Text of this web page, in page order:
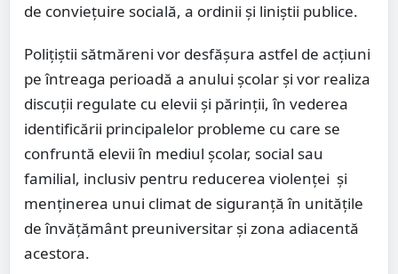
de conviețuire socială, a ordinii și liniștii publice.
Polițiștii sătmăreni vor desfășura astfel de acțiuni
pe întreaga perioadă a anului școlar și vor realiza
discuții regulate cu elevii și părinții, în vederea
identificării principalelor probleme cu care se
confruntă elevii în mediul școlar, social sau
familial, inclusiv pentru reducerea violenței și
menținerea unui climat de siguranță în unitățile
de învățământ preuniversitar și zona adiacentă
acestora.